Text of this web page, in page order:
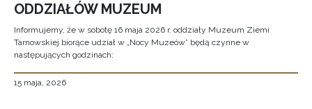
ODDZIAŁÓW MUZEUM
Informujemy, że w sobotę 16 maja 2026 r. oddziały Muzeum Ziemi
Tarnowskiej biorące udział w „Nocy Muzeów” będą czynne w
następujących godzinach:
15 maja, 2026